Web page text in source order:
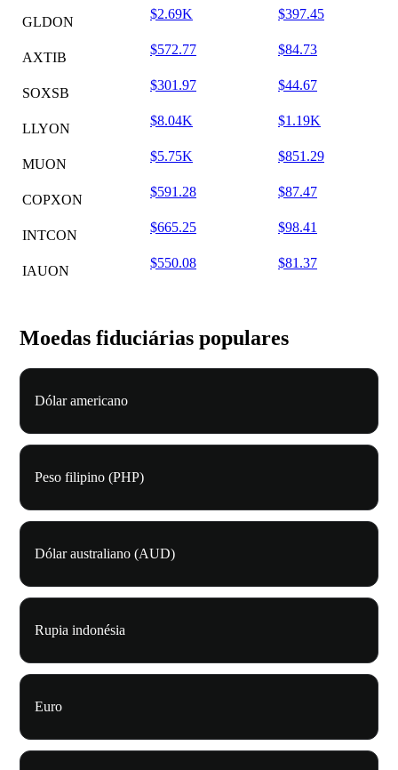
GLDON
$2.69K $397.45
AXTIB
$572.77 $84.73
SOXSB
$301.97 $44.67
LLYON
$8.04K $1.19K
MUON
$5.75K $851.29
COPXON
$591.28 $87.47
INTCON
$665.25 $98.41
IAUON
$550.08 $81.37
Moedas fiduciárias populares
Dólar americano
Peso filipino (PHP)
Dólar australiano (AUD)
Rupia indonésia
Euro